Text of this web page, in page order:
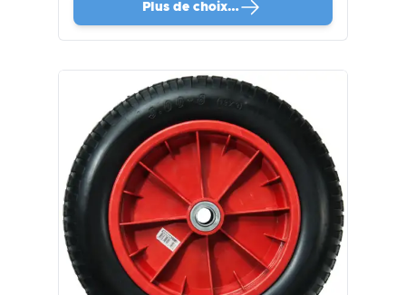
Plus de choix…